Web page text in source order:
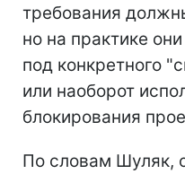
требования
но на практике
под конкретного
или наоборот
блокирования
По словам Шуляк,